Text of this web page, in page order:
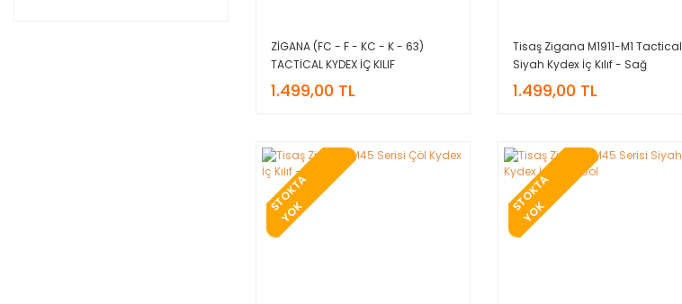
ZİGANA (FC - F - KC - K - 63)
TACTİCAL KYDEX İÇ KILIF
1.499,00 TL
Tisaş Zigana M1911-M1 Tactical
Siyah Kydex İç Kılıf - Sağ
1.499,00 TL
S
T
O
K
T
A
Y
O
K S
T
O
K
T
A
Y
O
K